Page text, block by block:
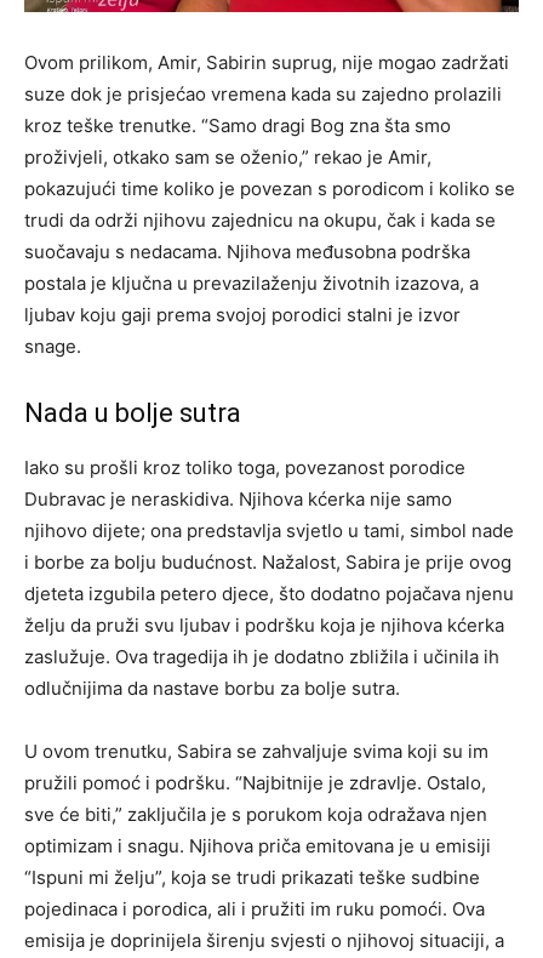
Ovom prilikom, Amir, Sabirin suprug, nije mogao zadržati
suze dok je prisjećao vremena kada su zajedno prolazili
kroz teške trenutke. “Samo dragi Bog zna šta smo
proživjeli, otkako sam se oženio,” rekao je Amir,
pokazujući time koliko je povezan s porodicom i koliko se
trudi da održi njihovu zajednicu na okupu, čak i kada se
suočavaju s nedacama. Njihova međusobna podrška
postala je ključna u prevazilaženju životnih izazova, a
ljubav koju gaji prema svojoj porodici stalni je izvor
snage.
Nada u bolje sutra
Iako su prošli kroz toliko toga, povezanost porodice
Dubravac je neraskidiva. Njihova kćerka nije samo
njihovo dijete; ona predstavlja svjetlo u tami, simbol nade
i borbe za bolju budućnost. Nažalost, Sabira je prije ovog
djeteta izgubila petero djece, što dodatno pojačava njenu
želju da pruži svu ljubav i podršku koja je njihova kćerka
zaslužuje. Ova tragedija ih je dodatno zbližila i učinila ih
odlučnijima da nastave borbu za bolje sutra.
U ovom trenutku, Sabira se zahvaljuje svima koji su im
pružili pomoć i podršku. “Najbitnije je zdravlje. Ostalo,
sve će biti,” zaključila je s porukom koja odražava njen
optimizam i snagu. Njihova priča emitovana je u emisiji
“Ispuni mi želju”, koja se trudi prikazati teške sudbine
pojedinaca i porodica, ali i pružiti im ruku pomoći. Ova
emisija je doprinijela širenju svjesti o njihovoj situaciji, a